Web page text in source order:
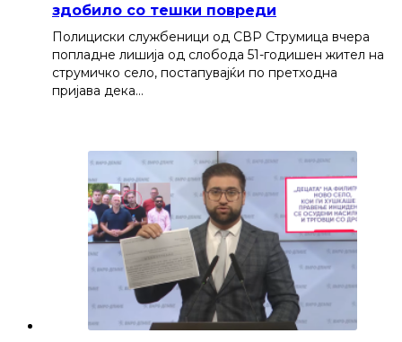
здобило со тешки повреди
Полициски службеници од СВР Струмица вчера
попладне лишија од слобода 51-годишен жител на
струмичко село, постапувајќи по претходна
пријава дека…